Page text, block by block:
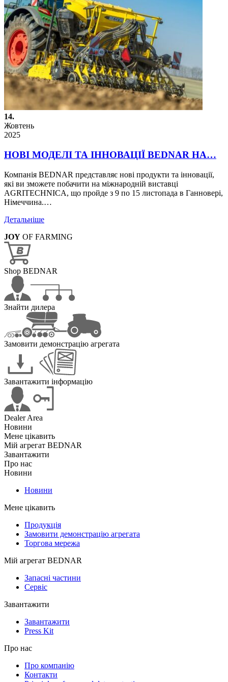
14.
Жовтень
2025
НОВІ МОДЕЛІ ТА ІННОВАЦІЇ BEDNAR НА…
Компанія BEDNAR представляє нові продукти та інновації,
які ви зможете побачити на міжнародній виставці
AGRITECHNICA, що пройде з 9 по 15 листопада в Ганновері,
Німеччина.…
Детальніше
JOY OF FARMING
Shop BEDNAR
Знайти дилера
Замовити демонстрацію агрегата
Завантажити інформацію
Dealer Area
Новини
Мене цікавить
Мій агрегат BEDNAR
Завантажити
Про нас
Новини
Новини
Мене цікавить
Продукція
Замовити демонстрацію агрегата
Торгова мережа
Мій агрегат BEDNAR
Запасні частини
Сервіс
Завантажити
Завантажити
Press Kit
Про нас
Про компанію
Контакти